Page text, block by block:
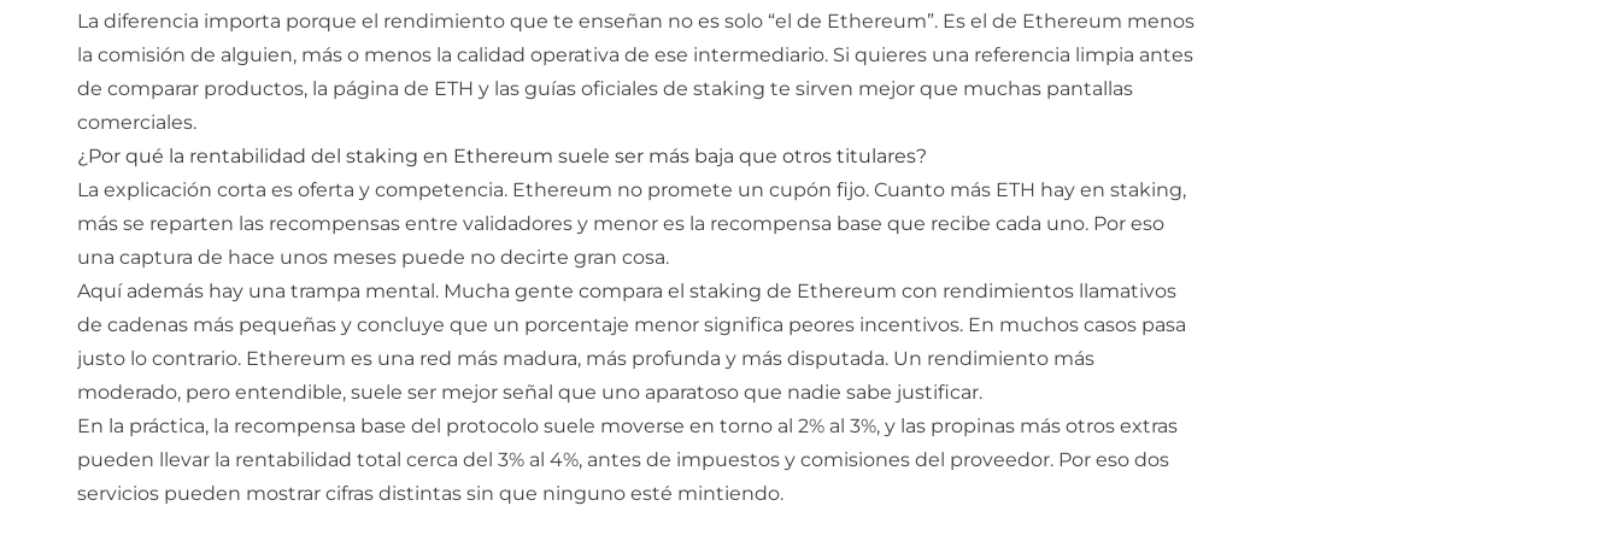
La diferencia importa porque el rendimiento que te enseñan no es solo “el de Ethereum”. Es el de Ethereum menos
la comisión de alguien, más o menos la calidad operativa de ese intermediario. Si quieres una referencia limpia antes
de comparar productos, la página de ETH y las guías oficiales de staking te sirven mejor que muchas pantallas
comerciales.
¿Por qué la rentabilidad del staking en Ethereum suele ser más baja que otros titulares?
La explicación corta es oferta y competencia. Ethereum no promete un cupón fijo. Cuanto más ETH hay en staking,
más se reparten las recompensas entre validadores y menor es la recompensa base que recibe cada uno. Por eso
una captura de hace unos meses puede no decirte gran cosa.
Aquí además hay una trampa mental. Mucha gente compara el staking de Ethereum con rendimientos llamativos
de cadenas más pequeñas y concluye que un porcentaje menor significa peores incentivos. En muchos casos pasa
justo lo contrario. Ethereum es una red más madura, más profunda y más disputada. Un rendimiento más
moderado, pero entendible, suele ser mejor señal que uno aparatoso que nadie sabe justificar.
En la práctica, la recompensa base del protocolo suele moverse en torno al 2% al 3%, y las propinas más otros extras
pueden llevar la rentabilidad total cerca del 3% al 4%, antes de impuestos y comisiones del proveedor. Por eso dos
servicios pueden mostrar cifras distintas sin que ninguno esté mintiendo.